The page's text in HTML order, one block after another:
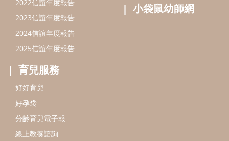
線上教養諮詢
出版服務
信誼基金出版社
閱讀推廣
Bookstart閱讀起步走
信誼幼兒文學獎
信誼兒童動畫獎
小袋鼠說故事劇團